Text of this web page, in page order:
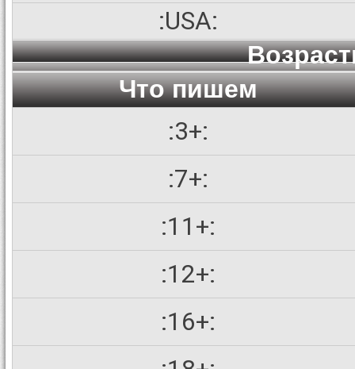
:USA:
Что пишем
:3+:
:7+:
:11+:
:12+:
:16+: